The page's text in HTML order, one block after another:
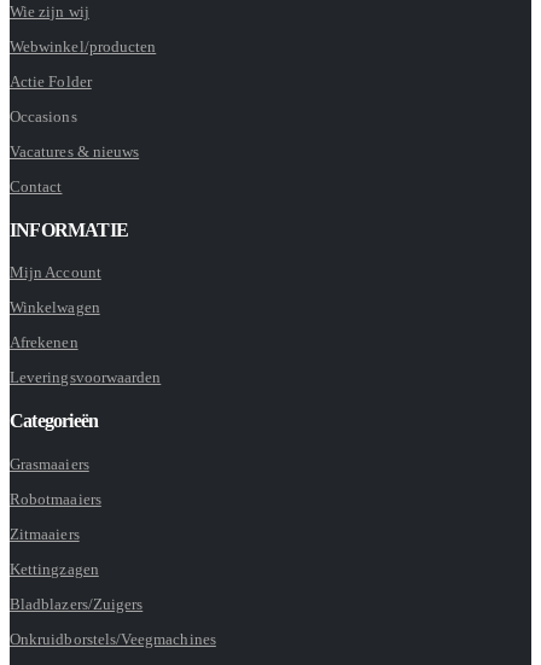
Wie zijn wij
Webwinkel/producten
Actie Folder
Occasions
Vacatures & nieuws
Contact
INFORMATIE
Mijn Account
Winkelwagen
Afrekenen
Leveringsvoorwaarden
Categorieën
Grasmaaiers
Robotmaaiers
Zitmaaiers
Kettingzagen
Bladblazers/Zuigers
Onkruidborstels/Veegmachines